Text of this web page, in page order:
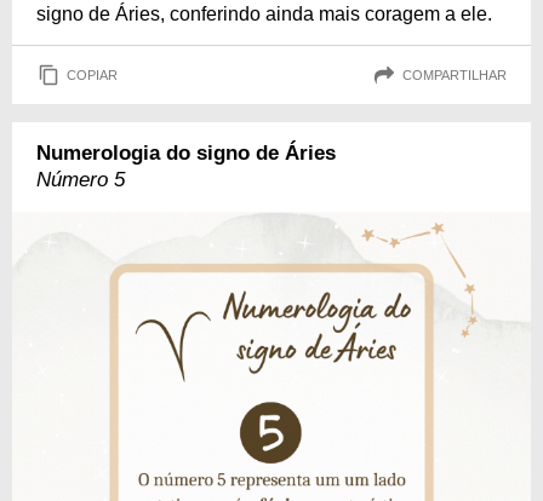
signo de Áries, conferindo ainda mais coragem a ele.
COPIAR COMPARTILHAR
Numerologia do signo de Áries
Número 5